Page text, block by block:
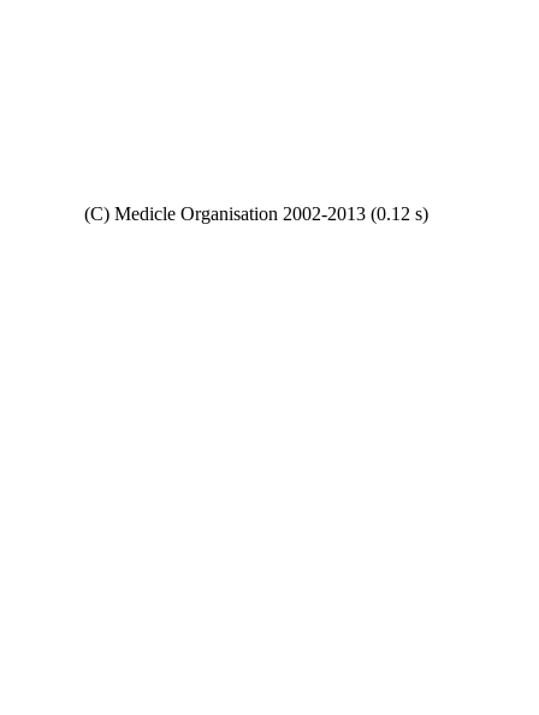
(C) Medicle Organisation 2002-2013 (0.12 s)